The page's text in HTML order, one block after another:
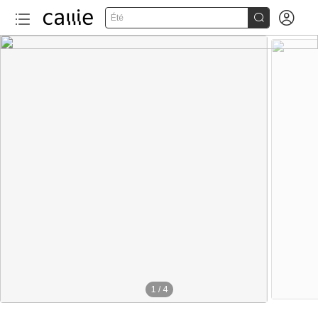
Été  
1 / 4